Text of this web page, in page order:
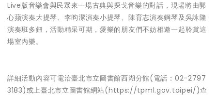
Live版音樂會與民眾來一場古典與探戈音樂的對話，現場將由郭
心蘋演奏大提琴、李昀潔演奏小提琴、陳育志演奏鋼琴及吳詠隆
演奏班多鈕，活動精采可期，愛樂的朋友們不妨相邀一起聆賞這
場室內樂。
詳細活動內容可電洽臺北市立圖書館西湖分館(電話：02-2797
3183)或上臺北市立圖書館網站(https://tpml.gov.taipei/)查